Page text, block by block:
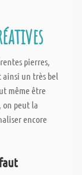
pierres,
ainsi un très bel
même être
on peut la
encore